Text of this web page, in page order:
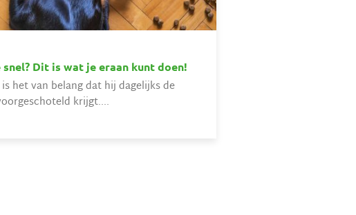
Dit is wat je eraan kunt doen!
het van belang dat hij dagelijks de
krijgt....